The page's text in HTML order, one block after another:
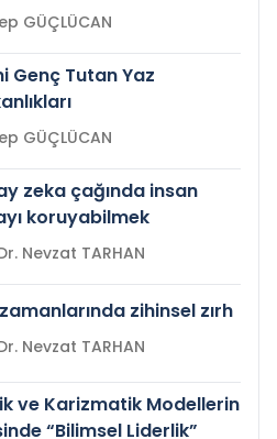
Zeynep GÜÇLÜCAN
Genç Tutan Yaz
Zeynep GÜÇLÜCAN
zeka çağında insan
koruyabilmek
Prof.Dr. Nevzat TARHAN
zihinsel zırh
Prof.Dr. Nevzat TARHAN
ve Karizmatik Modellerin
“Bilimsel Liderlik”